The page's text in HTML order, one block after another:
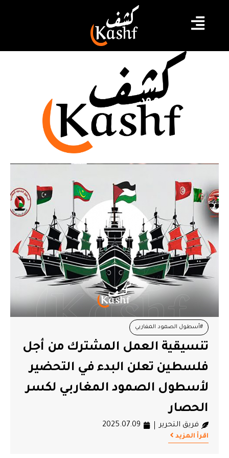
قافلة الصمود
#أسطول الصمود المغاربي
#تنسيقية العمل المشترك من أجل فلسطين #غزة
#قافلة الصمود
تنسيقية العمل المشترك من أجل
فلسطين تعلن البدء في التحضير
لأسطول الصمود المغاربي لكسر
الحصار
فريق التحرير 2025.07.09
اقرأ المزيد